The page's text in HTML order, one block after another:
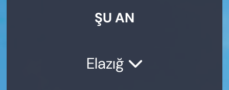
ŞU AN
Elazığ